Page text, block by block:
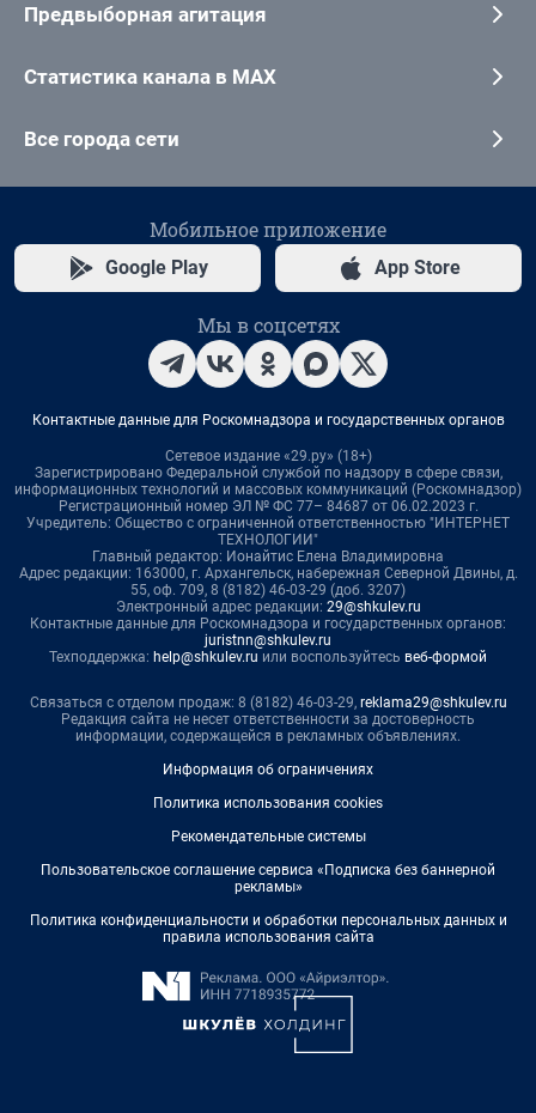
Предвыборная агитация
Статистика канала в MAX
Все города сети
Мобильное приложение
Google Play App Store
Мы в соцсетях
Контактные данные для Роскомнадзора и государственных органов
Сетевое издание «29.ру» (18+)
Зарегистрировано Федеральной службой по надзору в сфере связи,
информационных технологий и массовых коммуникаций (Роскомнадзор)
Регистрационный номер ЭЛ № ФС 77– 84687 от 06.02.2023 г.
Учредитель: Общество с ограниченной ответственностью "ИНТЕРНЕТ
ТЕХНОЛОГИИ"
Главный редактор: Ионайтис Елена Владимировна
Адрес редакции: 163000, г. Архангельск, набережная Северной Двины, д.
55, оф. 709, 8 (8182) 46-03-29 (доб. 3207)
Электронный адрес редакции: 29@shkulev.ru
Контактные данные для Роскомнадзора и государственных органов:
juristnn@shkulev.ru
Техподдержка: help@shkulev.ru или воспользуйтесь веб-формой
Связаться с отделом продаж: 8 (8182) 46-03-29, reklama29@shkulev.ru
Редакция сайта не несет ответственности за достоверность
информации, содержащейся в рекламных объявлениях.
Информация об ограничениях
Политика использования cookies
Рекомендательные системы
Пользовательское соглашение сервиса «Подписка без баннерной
рекламы»
Политика конфиденциальности и обработки персональных данных и
правила использования сайта